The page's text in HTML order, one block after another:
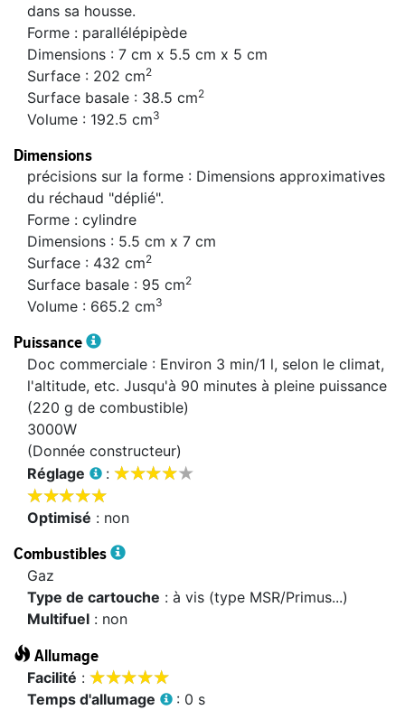
dans sa housse.
Forme : parallélépipède
Dimensions : 7 cm x 5.5 cm x 5 cm
Surface : 202 cm2
Surface basale : 38.5 cm2
Volume : 192.5 cm3
Dimensions
précisions sur la forme : Dimensions approximatives
du réchaud "déplié".
Forme : cylindre
Dimensions : 5.5 cm x 7 cm
Surface : 432 cm2
Surface basale : 95 cm2
Volume : 665.2 cm3
Puissance
Doc commerciale : Environ 3 min/1 l, selon le climat,
l'altitude, etc. Jusqu'à 90 minutes à pleine puissance
(220 g de combustible)
3000W
(Donnée constructeur)
Réglage
: 



Optimisé : non
Combustibles
Gaz
Type de cartouche : à vis (type MSR/Primus...)
Multifuel : non
Allumage
facilité : 

temps d'allumage
: 0 s